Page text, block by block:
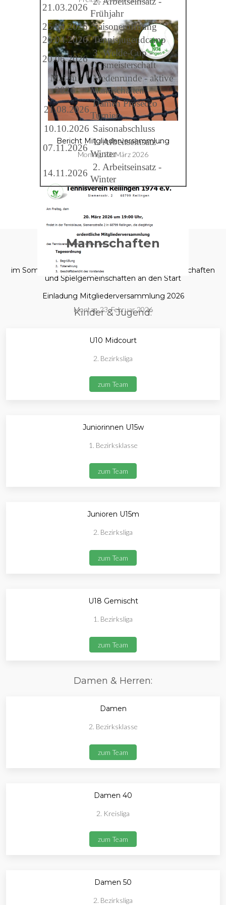
Bericht Mitgliederversammlung
Montag, 23. März 2026
Einladung Mitgliederversammlung 2026
Montag, 23. Februar 2026
21.03.2026
Frühjahr
25.04.2026 Saisoneröffnung
26.04.2026 Tennisjugendcamp
20.06.2026
3. Welde-Cup -
Ortsmeisterschaft
Mai-Juli
2026
Medenrunde - aktive
Mannschaften
21.08.2026
Damen Prosecco
Turnier
10.10.2026 Saisonabschluss
07.11.2026
1. Arbeitseinsatz -
Winter
14.11.2026
2. Arbeitseinsatz -
Winter
Mannschaften
im Sommer 2025 gehen wir mit folgenden Mannschaften
und Spielgemeinschaften an den Start
Kinder & Jugend:
U10 Midcourt
2. Bezirksliga
zum Team
Juniorinnen U15w
1. Bezirksklasse
zum Team
Junioren U15m
2. Bezirksliga
zum Team
U18 Gemischt
1. Bezirksliga
zum Team
Damen & Herren:
Damen
2. Bezirksklasse
zum Team
Damen 40
2. Kreisliga
zum Team
Damen 50
2. Bezirksliga